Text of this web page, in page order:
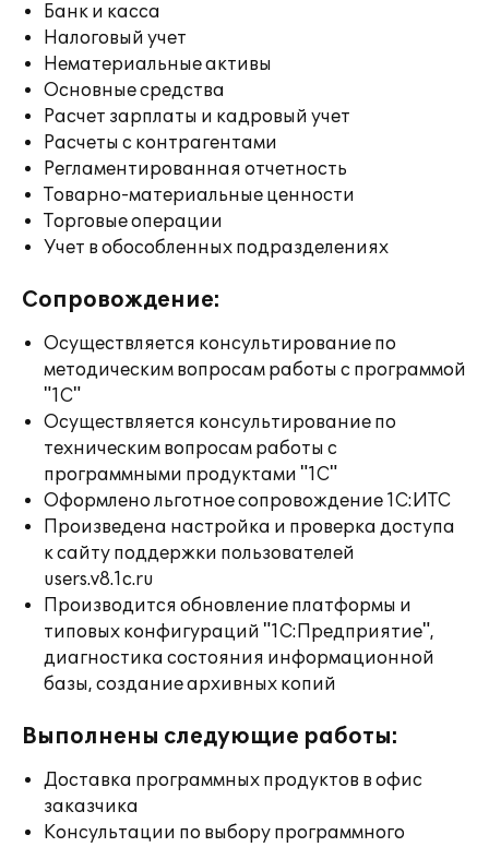
Банк и касса
Налоговый учет
Нематериальные активы
Основные средства
Расчет зарплаты и кадровый учет
Расчеты с контрагентами
Регламентированная отчетность
Товарно-материальные ценности
Торговые операции
Учет в обособленных подразделениях
Сопровождение:
Осуществляется консультирование по
методическим вопросам работы с программой
"1С"
Осуществляется консультирование по
техническим вопросам работы с
программными продуктами "1С"
Оформлено льготное сопровождение 1С:ИТС
Произведена настройка и проверка доступа
к сайту поддержки пользователей
users.v8.1c.ru
Производится обновление платформы и
типовых конфигураций "1С:Предприятие",
диагностика состояния информационной
базы, создание архивных копий
Выполнены следующие работы:
Доставка программных продуктов в офис
заказчика
Консультации по выбору программного